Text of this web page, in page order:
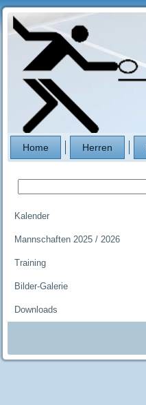
Home Herren
Kalender
Mannschaften 2025 / 2026
Training
Bilder-Galerie
Downloads